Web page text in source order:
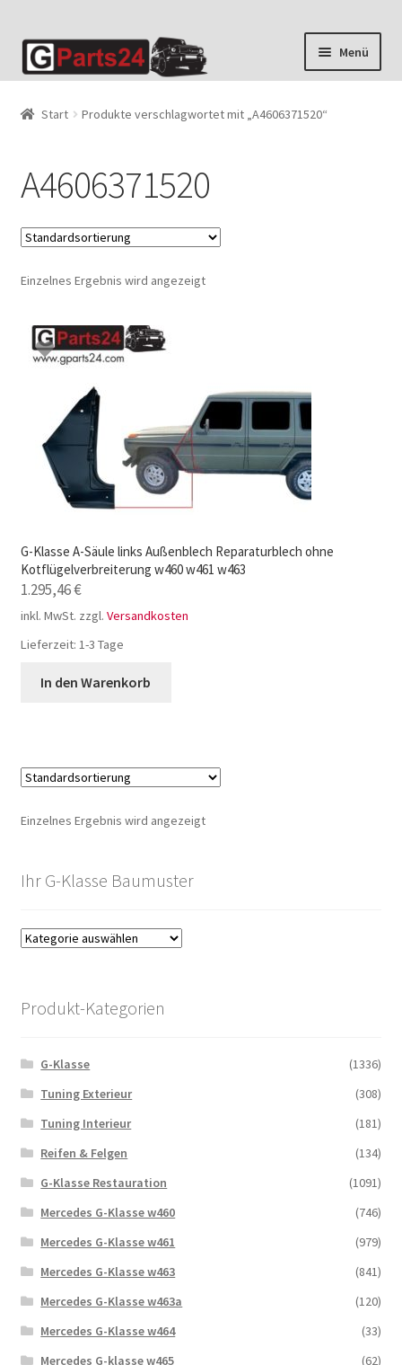
Zur
Navigation
Zum
Inhalt
Menü
Start Produkte verschlagwortet mit „A4606371520“
A4606371520
Einzelnes Ergebnis wird angezeigt
G-Klasse A-Säule links Außenblech Reparaturblech ohne
Kotflügelverbreiterung w460 w461 w463
1.295,46€
inkl. MwSt. zzgl. Versandkosten
Lieferzeit: 1-3 Tage
In den Warenkorb
Einzelnes Ergebnis wird angezeigt
Ihr G-Klasse Baumuster
Produkt-Kategorien
G-Klasse
(1336)
Tuning Exterieur
(308)
Tuning Interieur
(181)
Reifen & Felgen
(134)
G-Klasse Restauration
(1091)
Mercedes G-Klasse w460
(746)
Mercedes G-Klasse w461
(979)
Mercedes G-Klasse w463
(841)
Mercedes G-Klasse w463a
(120)
Mercedes G-Klasse w464
(33)
Mercedes G-klasse w465
(62)